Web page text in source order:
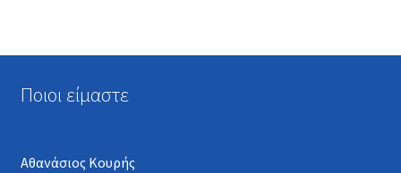
Ποιοι είμαστε
Αθανάσιος Κουρής